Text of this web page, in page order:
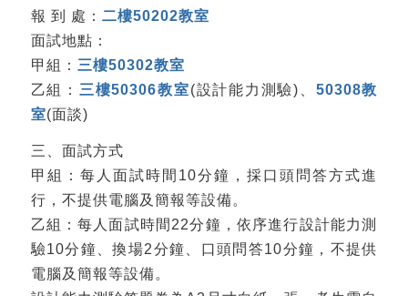
報 到 處： 二樓50202教室
面試地點：
甲組： 三樓50302教室
乙組： 三樓50306教室(設計能力測驗)、 50308教
室(面談)
三、面試方式
甲組：每人面試時間10分鐘，採口頭問答方式進
行，不提供電腦及簡報等設備。
乙組：每人面試時間22分鐘，依序進行設計能力測
驗10分鐘、換場2分鐘、口頭問答10分鐘，不提供
電腦及簡報等設備。